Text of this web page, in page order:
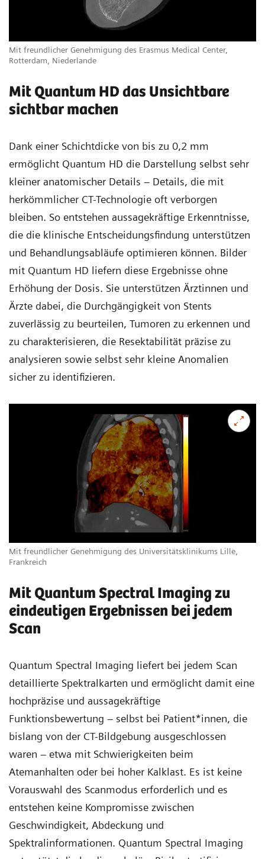
Mit freundlicher Genehmigung des Erasmus Medical Center,
Rotterdam, Niederlande
Mit Quantum HD das Unsichtbare
sichtbar machen
Dank einer Schichtdicke von bis zu 0,2 mm
ermöglicht Quantum HD die Darstellung selbst sehr
kleiner anatomischer Details – Details, die mit
herkömmlicher CT-Technologie oft verborgen
bleiben. So entstehen aussagekräftige Erkenntnisse,
die die klinische Entscheidungsfindung unterstützen
und Behandlungsabläufe optimieren können. Bilder
mit Quantum HD liefern diese Ergebnisse ohne
Erhöhung der Dosis. Sie unterstützen Ärztinnen und
Ärzte dabei, die Durchgängigkeit von Stents
zuverlässig zu beurteilen, Tumoren zu erkennen und
zu charakterisieren, die Resektabilität präzise zu
analysieren sowie selbst sehr kleine Anomalien
sicher zu identifizieren.
Mit freundlicher Genehmigung des Universitätsklinikums Lille,
Frankreich
Mit Quantum Spectral Imaging zu
eindeutigen Ergebnissen bei jedem
Scan
Quantum Spectral Imaging liefert bei jedem Scan
detaillierte Spektralkarten und ermöglicht damit eine
hochpräzise und aussagekräftige
Funktionsbewertung – selbst bei Patient*innen, die
bislang von der CT-Bildgebung ausgeschlossen
waren – etwa mit Schwierigkeiten beim
Atemanhalten oder bei hoher Kalklast. Es ist keine
Vorauswahl des Scanmodus erforderlich und es
entstehen keine Kompromisse zwischen
Geschwindigkeit, Abdeckung und
Spektralinformationen. Quantum Spectral Imaging